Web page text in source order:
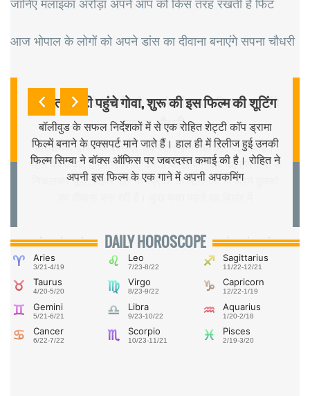
जानिए मलाइका अरोड़ा अपने आप को किस तरह रखती है फिट
आज भोपाल के लोगों को अपने डांस का दीवाना बनाएंगे सपना चौधरी
रोहित शेट्टी पहुंचे गोवा, शुरू की इस फिल्म की शूटिंग
बॉलीवुड के सफल निर्देशकों में से एक रोहित शेट्टी कॉप ड्रामा
फिल्में बनाने के एक्सपर्ट माने जाते हैं। हाल ही में रिलीज हुई उनकी
फिल्म सिम्बा ने बॉक्स ऑफिस पर जबरदस्त कमाई की है। रोहित ने
अपनी इस फिल्म के एक गाने में अपनी अपकमिंग
DAILY HOROSCOPE